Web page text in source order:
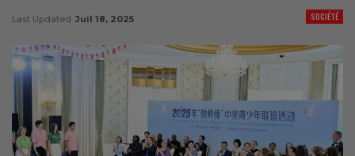
SOCIÉTÉ
Last Updated Juil 18, 2025